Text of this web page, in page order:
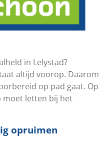
in Lelystad?
altijd voorop. Daarom
op pad gaat. Op
moet letten bij het
opruimen